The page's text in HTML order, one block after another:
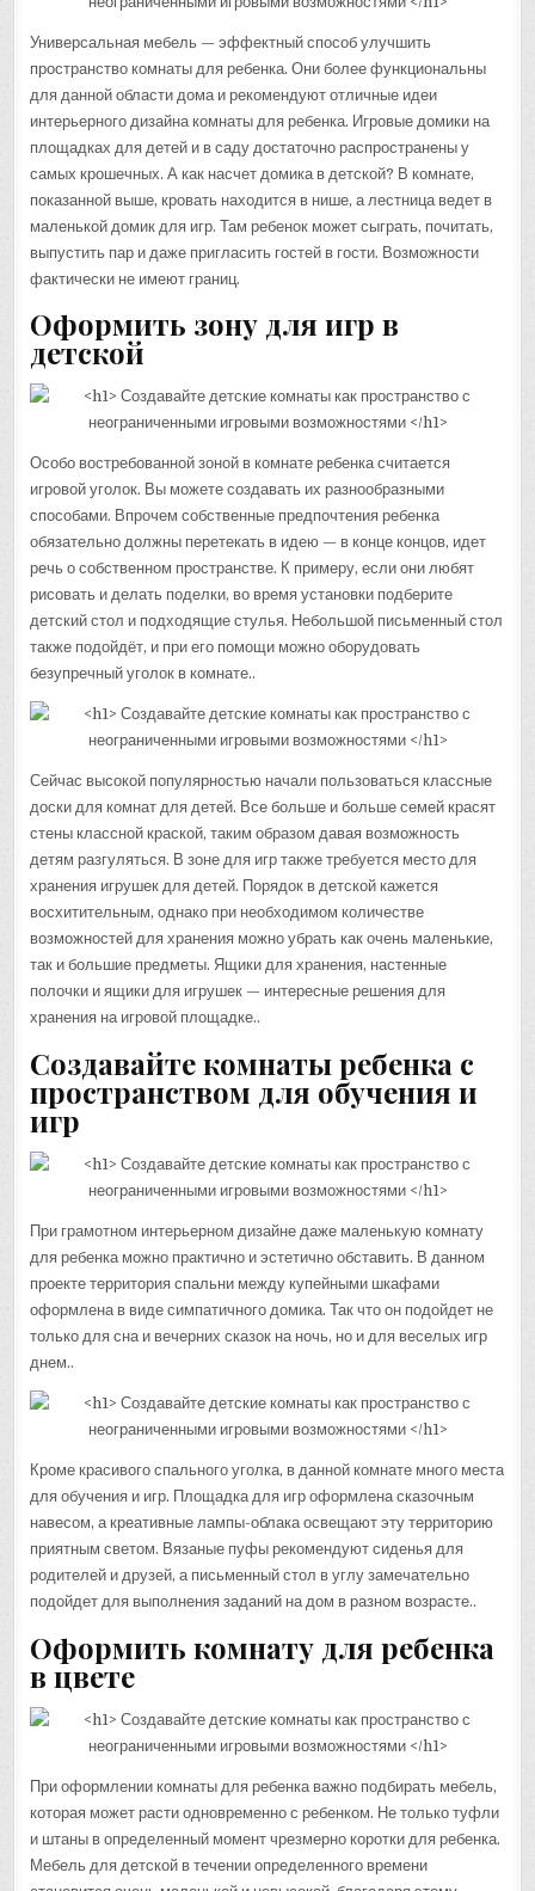
Универсальная мебель — эффектный способ улучшить
пространство комнаты для ребенка. Они более функциональны
для данной области дома и рекомендуют отличные идеи
интерьерного дизайна комнаты для ребенка. Игровые домики на
площадках для детей и в саду достаточно распространены у
самых крошечных. А как насчет домика в детской? В комнате,
показанной выше, кровать находится в нише, а лестница ведет в
маленькой домик для игр. Там ребенок может сыграть, почитать,
выпустить пар и даже пригласить гостей в гости. Возможности
фактически не имеют границ.
Оформить зону для игр в
детской
Особо востребованной зоной в комнате ребенка считается
игровой уголок. Вы можете создавать их разнообразными
способами. Впрочем собственные предпочтения ребенка
обязательно должны перетекать в идею — в конце концов, идет
речь о собственном пространстве. К примеру, если они любят
рисовать и делать поделки, во время установки подберите
детский стол и подходящие стулья. Небольшой письменный стол
также подойдёт, и при его помощи можно оборудовать
безупречный уголок в комнате..
Сейчас высокой популярностью начали пользоваться классные
доски для комнат для детей. Все больше и больше семей красят
стены классной краской, таким образом давая возможность
детям разгуляться. В зоне для игр также требуется место для
хранения игрушек для детей. Порядок в детской кажется
восхитительным, однако при необходимом количестве
возможностей для хранения можно убрать как очень маленькие,
так и большие предметы. Ящики для хранения, настенные
полочки и ящики для игрушек — интересные решения для
хранения на игровой площадке..
Создавайте комнаты ребенка с
пространством для обучения и
игр
При грамотном интерьерном дизайне даже маленькую комнату
для ребенка можно практично и эстетично обставить. В данном
проекте территория спальни между купейными шкафами
оформлена в виде симпатичного домика. Так что он подойдет не
только для сна и вечерних сказок на ночь, но и для веселых игр
днем..
Кроме красивого спального уголка, в данной комнате много места
для обучения и игр. Площадка для игр оформлена сказочным
навесом, а креативные лампы-облака освещают эту территорию
приятным светом. Вязаные пуфы рекомендуют сиденья для
родителей и друзей, а письменный стол в углу замечательно
подойдет для выполнения заданий на дом в разном возрасте..
Оформить комнату для ребенка
в цвете
При оформлении комнаты для ребенка важно подбирать мебель,
которая может расти одновременно с ребенком. Не только туфли
и штаны в определенный момент чрезмерно коротки для ребенка.
Мебель для детской в течении определенного времени